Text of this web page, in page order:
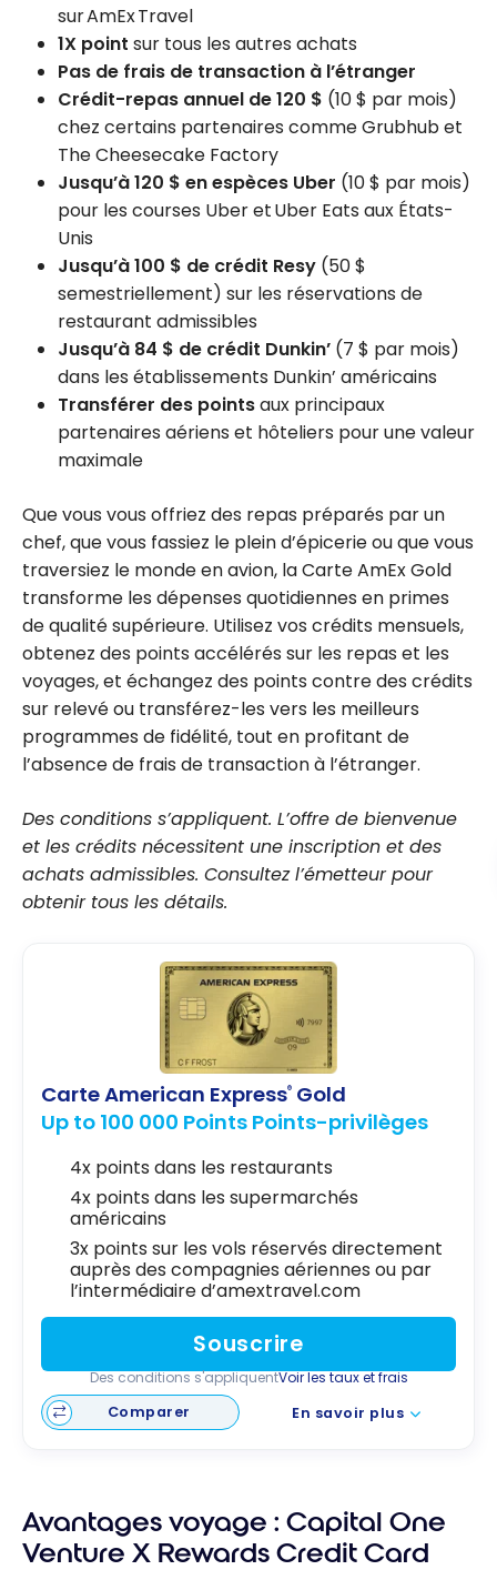
sur AmEx Travel
1X point sur tous les autres achats
Pas de frais de transaction à l’étranger
Crédit-repas annuel de 120 $ (10 $ par mois)
chez certains partenaires comme Grubhub et
The Cheesecake Factory
Jusqu’à 120 $ en espèces Uber (10 $ par mois)
pour les courses Uber et Uber Eats aux États-
Unis
Jusqu’à 100 $ de crédit Resy (50 $
semestriellement) sur les réservations de
restaurant admissibles
Jusqu’à 84 $ de crédit Dunkin’ (7 $ par mois)
dans les établissements Dunkin’ américains
Transférer des pointsaux principaux
partenaires aériens et hôteliers pour une valeur
maximale
Que vous vous offriez des repas préparés par un
chef, que vous fassiez le plein d’épicerie ou que vous
traversiez le monde en avion, la Carte AmEx Gold
transforme les dépenses quotidiennes en primes
de qualité supérieure. Utilisez vos crédits mensuels,
obtenez des points accélérés sur les repas et les
voyages, et échangez des points contre des crédits
sur relevé ou transférez-les vers les meilleurs
programmes de fidélité, tout en profitant de
l’absence de frais de transaction à l’étranger.
Des conditions s’appliquent. L’offre de bienvenue
et les crédits nécessitent une inscription et des
achats admissibles. Consultez l’émetteur pour
obtenir tous les détails.
Carte American Express® Gold
Up to 100 000 Points Points-privilèges
4x points dans les restaurants
4x points dans les supermarchés
américains
3x points sur les vols réservés directement
auprès des compagnies aériennes ou par
l’intermédiaire d’amextravel.com
Souscrire
Des conditions s'appliquentVoir les taux et frais
Comparer
En savoir plus
Avantages voyage : Capital One
Venture X Rewards Credit Card